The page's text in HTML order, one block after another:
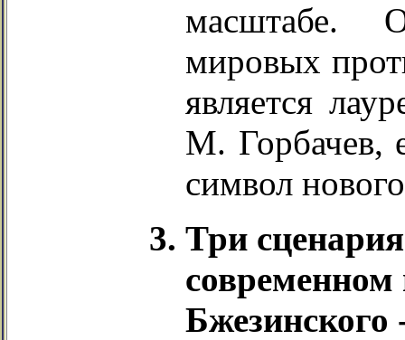
масштабе.
мировых
является
М. Горбачев,
символ
Три